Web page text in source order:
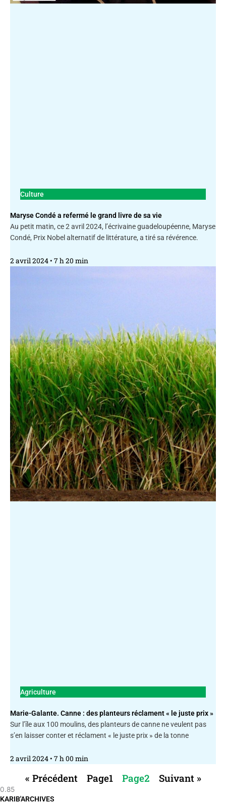
Culture
Maryse Condé a refermé le grand livre de sa vie
Au petit matin, ce 2 avril 2024, l’écrivaine guadeloupéenne, Maryse
Condé, Prix Nobel alternatif de littérature, a tiré sa révérence.
2 avril 2024 7 h 20 min
Agriculture
Marie-Galante. Canne : des planteurs réclament « le juste prix »
Sur l’île aux 100 moulins, des planteurs de canne ne veulent pas
s’en laisser conter et réclament « le juste prix » de la tonne
2 avril 2024 7 h 00 min
« Précédent Page1 Page2 Suivant »
KARIB'ARCHIVES